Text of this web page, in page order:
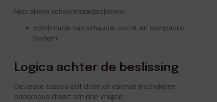
Niet alleen schoonmaakprobleem:
combinatie van schaduw, vocht en compacte
bodem
Logica achter de beslissing
De keuze tussen zelf doen of vakman inschakelen
onderhoud draait om drie vragen: